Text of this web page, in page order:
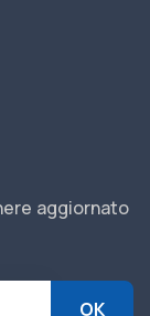
aggiornato
OK